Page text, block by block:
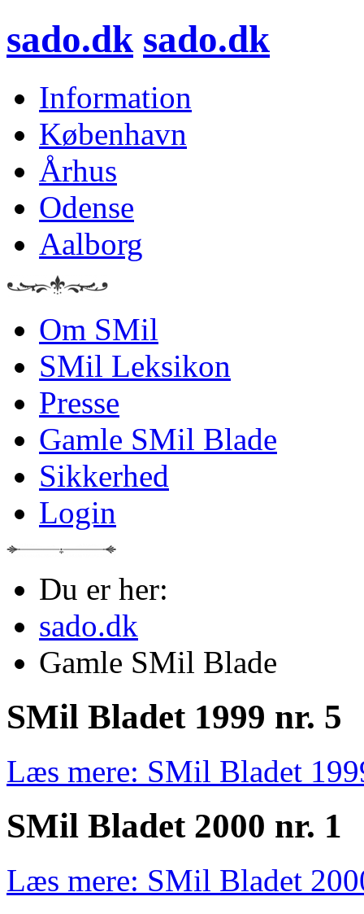
sado.dk sado.dk
Information
København
Århus
Odense
Aalborg
Om SMil
SMil Leksikon
Presse
Gamle SMil Blade
Sikkerhed
Login
Du er her:
sado.dk
Gamle SMil Blade
SMil Bladet 1999 nr. 5
Læs mere: SMil Bladet
SMil Bladet 2000 nr. 1
Læs mere: SMil Bladet